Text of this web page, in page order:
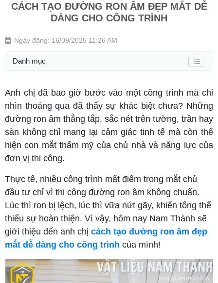
CÁCH TẠO ĐƯỜNG RON ÂM ĐẸP MẮT DỄ
DÀNG CHO CÔNG TRÌNH
Ngày đăng: 16/09/2025 11:26 AM
Danh mục
Anh chị đã bao giờ bước vào một công trình mà chỉ
nhìn thoáng qua đã thấy sự khác biệt chưa? Những
đường ron âm thẳng tắp, sắc nét trên tường, trần hay
sàn không chỉ mang lại cảm giác tinh tế mà còn thể
hiện con mắt thẩm mỹ của chủ nhà và năng lực của
đơn vị thi công.
Thực tế, nhiều công trình mất điểm trong mắt chủ
đầu tư chỉ vì thi công đường ron âm không chuẩn.
Lúc thì ron bị lệch, lúc thì vữa nứt gãy, khiến tổng thể
thiếu sự hoàn thiện. Vì vậy, hôm nay Nam Thành sẽ
giới thiệu đến anh chị cách tạo đường ron âm đẹp
mắt dễ dàng cho công trình của mình!